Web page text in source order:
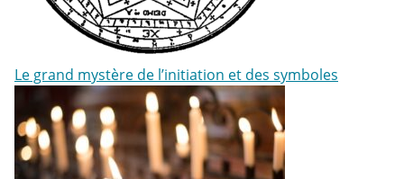
Le grand mystère de l’initiation et des symboles